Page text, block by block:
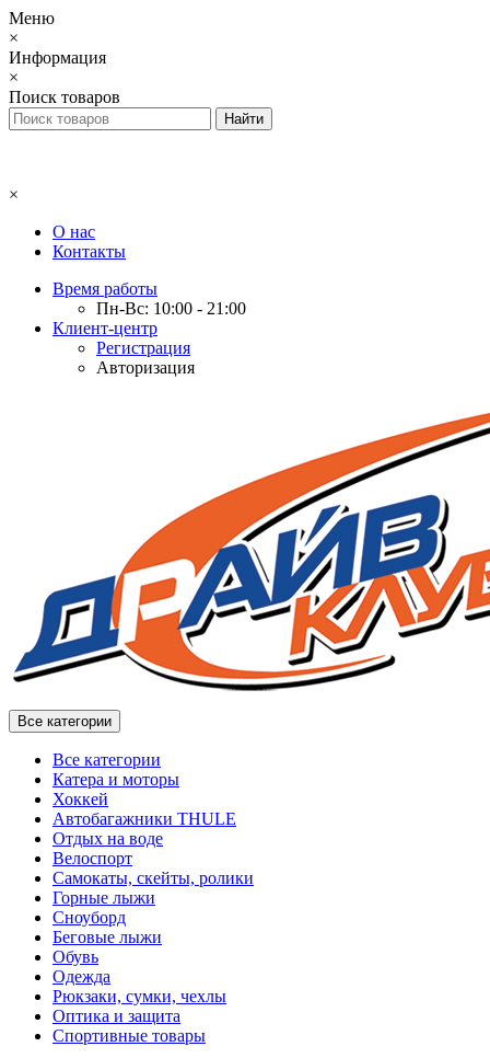
Меню
×
Информация
×
Поиск товаров
×
О нас
Контакты
Время работы
Пн-Вс: 10:00 - 21:00
Клиент-центр
Регистрация
Авторизация
Все категории
Все категории
Катера и моторы
Хоккей
Автобагажники THULE
Отдых на воде
Велоспорт
Самокаты, скейты, ролики
Горные лыжи
Сноуборд
Беговые лыжи
Обувь
Одежда
Рюкзаки, сумки, чехлы
Оптика и защита
Спортивные товары